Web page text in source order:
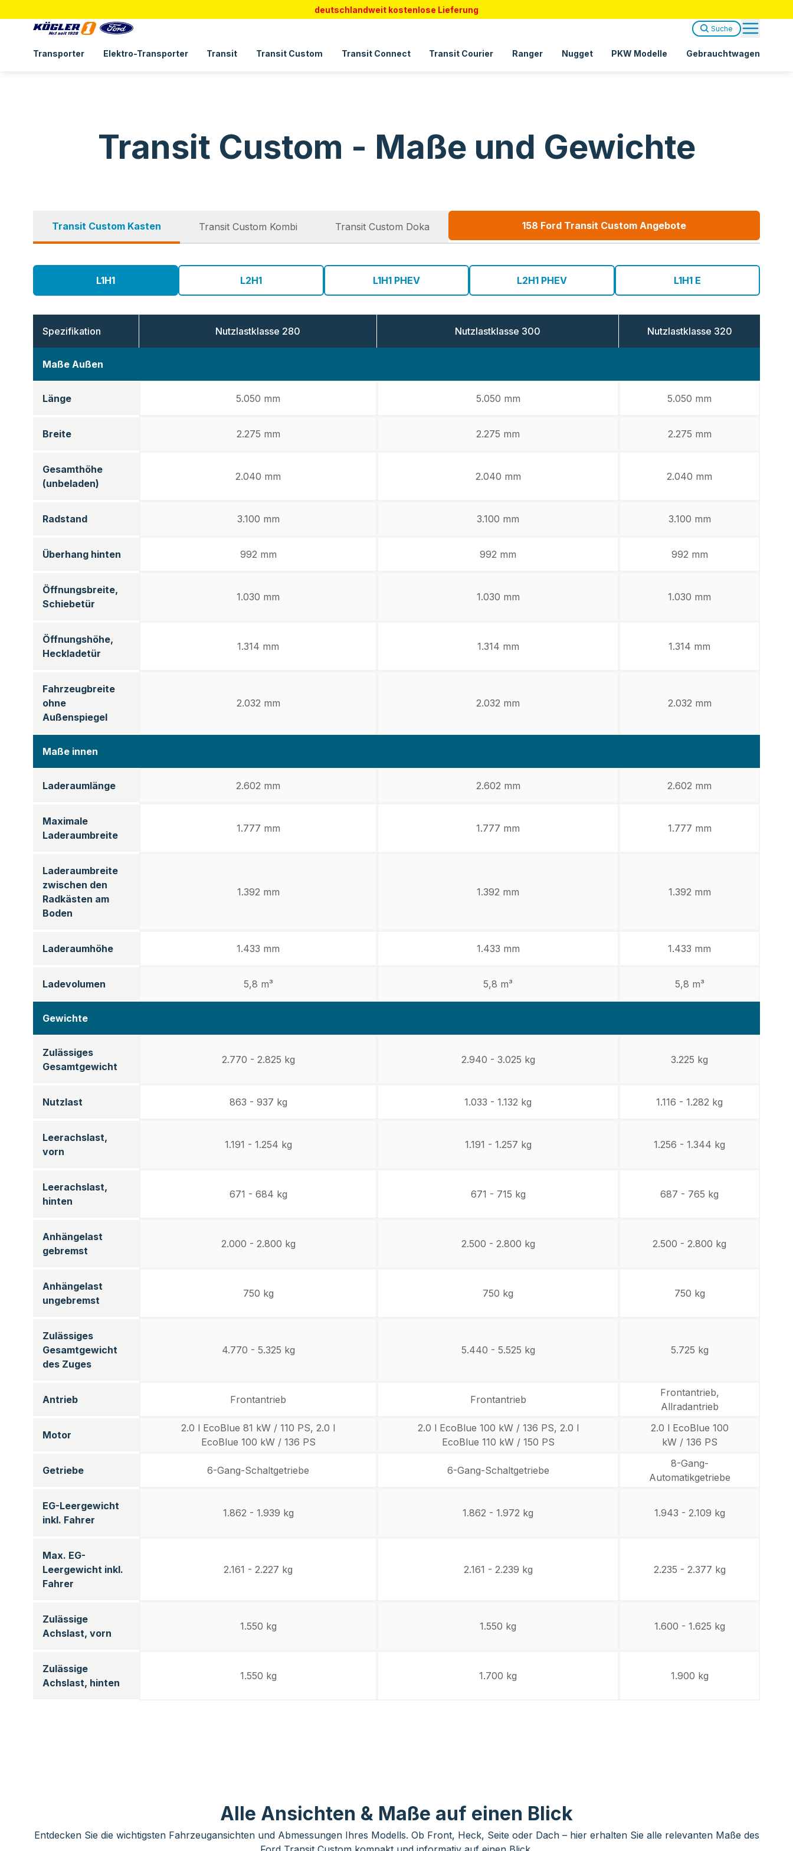
deutschlandweit kostenlose Lieferung
Transporter Elektro-Transporter Transit Transit Custom Transit Connect Transit Courier Ranger Nugget PKW Modelle Gebrauchtwagen
Suche
Transit Custom - Maße und Gewichte
Transit Custom Kasten Transit Custom Kombi Transit Custom Doka 158 Ford Transit Custom Angebote
L1H1 L2H1 L1H1 PHEV L2H1 PHEV L1H1 E
Spezifikation Nutzlastklasse 280 Nutzlastklasse 300 Nutzlastklasse 320
Maße Außen
Länge 5.050 mm 5.050 mm 5.050 mm
Breite 2.275 mm 2.275 mm 2.275 mm
Gesamthöhe
(unbeladen)
2.040 mm 2.040 mm 2.040 mm
Radstand 3.100 mm 3.100 mm 3.100 mm
Überhang hinten 992 mm 992 mm 992 mm
Öffnungsbreite,
Schiebetür
1.030 mm 1.030 mm 1.030 mm
Öffnungshöhe,
Heckladetür
1.314 mm 1.314 mm 1.314 mm
Fahrzeugbreite
ohne
Außenspiegel
2.032 mm 2.032 mm 2.032 mm
Maße innen
Laderaumlänge 2.602 mm 2.602 mm 2.602 mm
Maximale
Laderaumbreite
1.777 mm 1.777 mm 1.777 mm
Laderaumbreite
zwischen den
Radkästen am
Boden
1.392 mm 1.392 mm 1.392 mm
Laderaumhöhe 1.433 mm 1.433 mm 1.433 mm
Ladevolumen 5,8 m³ 5,8 m³ 5,8 m³
Gewichte
Zulässiges
Gesamtgewicht
2.770 - 2.825 kg 2.940 - 3.025 kg 3.225 kg
Nutzlast 863 - 937 kg 1.033 - 1.132 kg 1.116 - 1.282 kg
Leerachslast,
vorn
1.191 - 1.254 kg 1.191 - 1.257 kg 1.256 - 1.344 kg
Leerachslast,
hinten
671 - 684 kg 671 - 715 kg 687 - 765 kg
Anhängelast
gebremst
2.000 - 2.800 kg 2.500 - 2.800 kg 2.500 - 2.800 kg
Anhängelast
ungebremst
750 kg 750 kg 750 kg
Zulässiges
Gesamtgewicht
des Zuges
4.770 - 5.325 kg 5.440 - 5.525 kg 5.725 kg
Antrieb Frontantrieb Frontantrieb
Frontantrieb,
Allradantrieb
Motor
2.0 l EcoBlue 81 kW / 110 PS, 2.0 l
EcoBlue 100 kW / 136 PS
2.0 l EcoBlue 100 kW / 136 PS, 2.0 l
EcoBlue 110 kW / 150 PS
2.0 l EcoBlue 100
kW / 136 PS
Getriebe 6-Gang-Schaltgetriebe 6-Gang-Schaltgetriebe
8-Gang-
Automatikgetriebe
EG-Leergewicht
inkl. Fahrer
1.862 - 1.939 kg 1.862 - 1.972 kg 1.943 - 2.109 kg
Max. EG-
Leergewicht inkl.
Fahrer
2.161 - 2.227 kg 2.161 - 2.239 kg 2.235 - 2.377 kg
Zulässige
Achslast, vorn
1.550 kg 1.550 kg 1.600 - 1.625 kg
Zulässige
Achslast, hinten
1.550 kg 1.700 kg 1.900 kg
Alle Ansichten & Maße auf einen Blick
Entdecken Sie die wichtigsten Fahrzeugansichten und Abmessungen Ihres Modells. Ob Front, Heck, Seite oder Dach – hier erhalten Sie alle relevanten Maße des